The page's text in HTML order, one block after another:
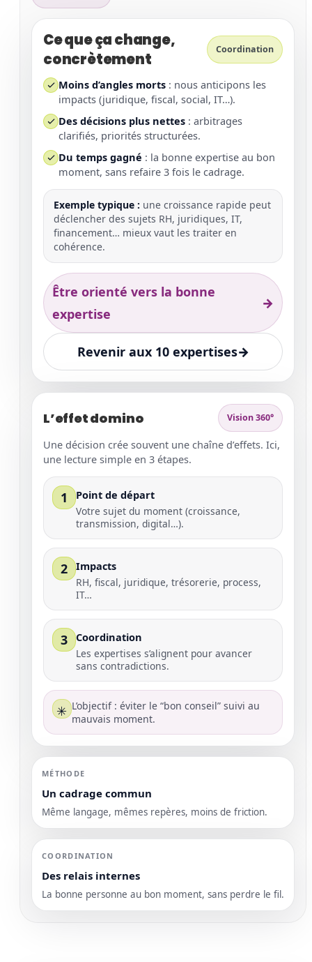
Ce que ça change,
concrètement
Coordination
Moins d’angles morts: nous anticipons les
impacts (juridique, fiscal, social, IT…).
Des décisions plus nettes: arbitrages
clarifiés, priorités structurées.
Du temps gagné : la bonne expertise au bon
moment, sans refaire 3 fois le cadrage.
Exemple typique : une croissance rapide peut
déclencher des sujets RH, juridiques, IT,
financement… mieux vaut les traiter en
cohérence.
Être orienté vers la bonne
expertise
→
Revenir aux 10 expertises→
L’effet domino Vision 360°
Une décision crée souvent une chaîne d’effets. Ici,
une lecture simple en 3 étapes.
1 Point de départ
Votre sujet du moment (croissance,
transmission, digital…).
2 Impacts
RH, fiscal, juridique, trésorerie, process,
IT…
3 Coordination
Les expertises s’alignent pour avancer
sans contradictions.
✳ L’objectif : éviter le “bon conseil” suivi au
mauvais moment.
MÉTHODE
Un cadrage commun
Même langage, mêmes repères, moins de friction.
COORDINATION
Des relais internes
La bonne personne au bon moment, sans perdre le fil.